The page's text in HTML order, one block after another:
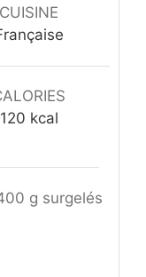
CUISINE
120 kcal
g surgelés